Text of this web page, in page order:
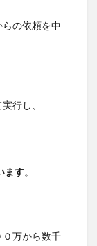
の依頼を中
行し、
ます。
万から数千